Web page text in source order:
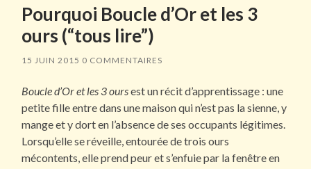
Pourquoi Boucle d’Or et les 3
ours (“tous lire”)
15 JUIN 2015 0 COMMENTAIRES
Boucle d’Or et les 3 oursest un récit d’apprentissage : une
petite fille entre dans une maison qui n’est pas la sienne, y
mange et y dort en l’absence de ses occupants légitimes.
Lorsqu’elle se réveille, entourée de trois ours
mécontents, elle prend peur et s’enfuie par la fenêtre en